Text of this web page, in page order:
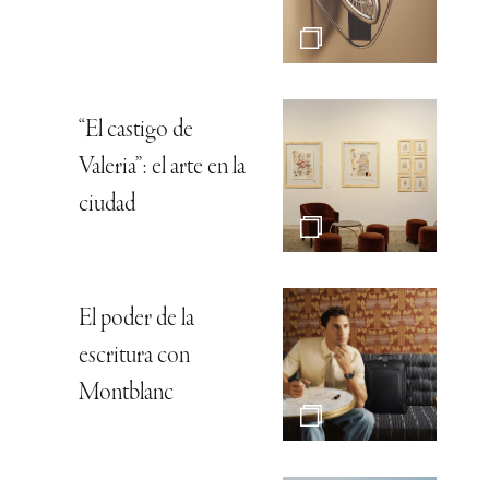
“El castigo de
Valeria”: el arte en la
ciudad
El poder de la
escritura con
Montblanc